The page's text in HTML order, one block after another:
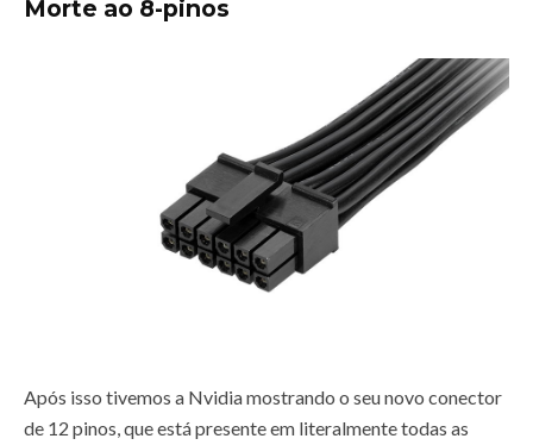
Morte ao 8-pinos
Após isso tivemos a Nvidia mostrando o seu novo conector
de 12 pinos, que está presente em literalmente todas as